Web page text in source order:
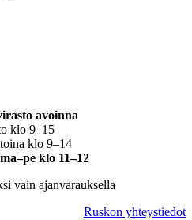
avoinna
klo 9–15
klo 9–14
klo 11–12
vain ajanvarauksella
Ruskon yhteystiedot